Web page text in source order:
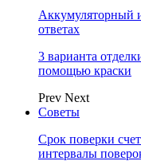
Аккумуляторный
ответах
3 варианта
помощью краски
Prev Next
Советы
Срок поверки
интервалы